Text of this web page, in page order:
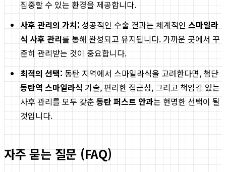
집중할 수 있는 환경을 제공합니다.
사후 관리의 가치: 성공적인 수술 결과는 체계적인 스마일라
식 사후 관리를 통해 완성되고 유지됩니다. 가까운 곳에서 꾸
준히 관리받는 것이 중요합니다.
최적의 선택: 동탄 지역에서 스마일라식을 고려한다면, 첨단
동탄역 스마일라식 기술, 편리한 접근성, 그리고 책임감 있는
사후 관리를 모두 갖춘 동탄 퍼스트 안과는 현명한 선택이 될
것입니다.
자주 묻는 질문 (FAQ)